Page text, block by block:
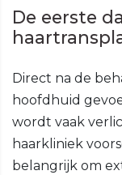
De eerste
Direct na de
hoofdhuid
wordt vaak
haarkliniek
belangrijk om